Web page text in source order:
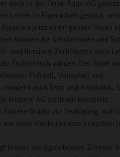
auch in der Terra-Aqua-AG
Lehrer in Eigenarbeit gebaut,
jetzt einen ganzen Raum
können die Schülerinnen und
und Russisch-Zertifikaten auch
Tschechisch wählen. Der Sport
Fußball, Volleyball und
sondern auch Tanz und Akrobatik,
letztere AG steht ein komplett
Fitness-Studio zur Verfügung, mit
einer Konkursmasse erworben
immer aus irgendeinem Zimmer